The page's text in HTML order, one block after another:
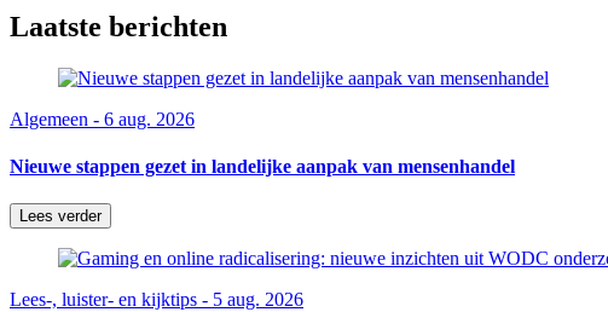
Laatste berichten
Algemeen - 6 aug. 2026
Nieuwe stappen gezet in landelijke aanpak van mensenhandel
Lees verder
Lees-, luister- en kijktips - 5 aug. 2026